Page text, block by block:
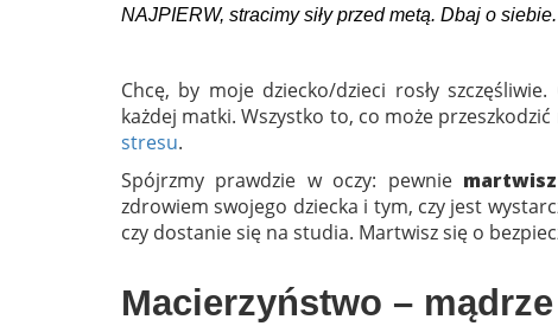
NAJPIERW, stracimy siły przed metą. Dbaj o
Chcę, by moje dziecko/dzieci rosły
każdej matki. Wszystko to, co może
stresu.
Spójrzmy prawdzie w oczy: pewnie
zdrowiem swojego dziecka i tym, czy jest
czy dostanie się na studia. Martwisz się o
Macierzyństwo –